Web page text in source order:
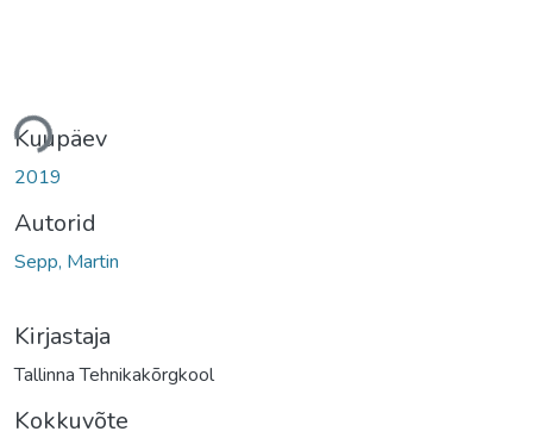
...
Kuupäev
2019
Autorid
Sepp, Martin
Kirjastaja
Tallinna Tehnikakõrgkool
Kokkuvõte